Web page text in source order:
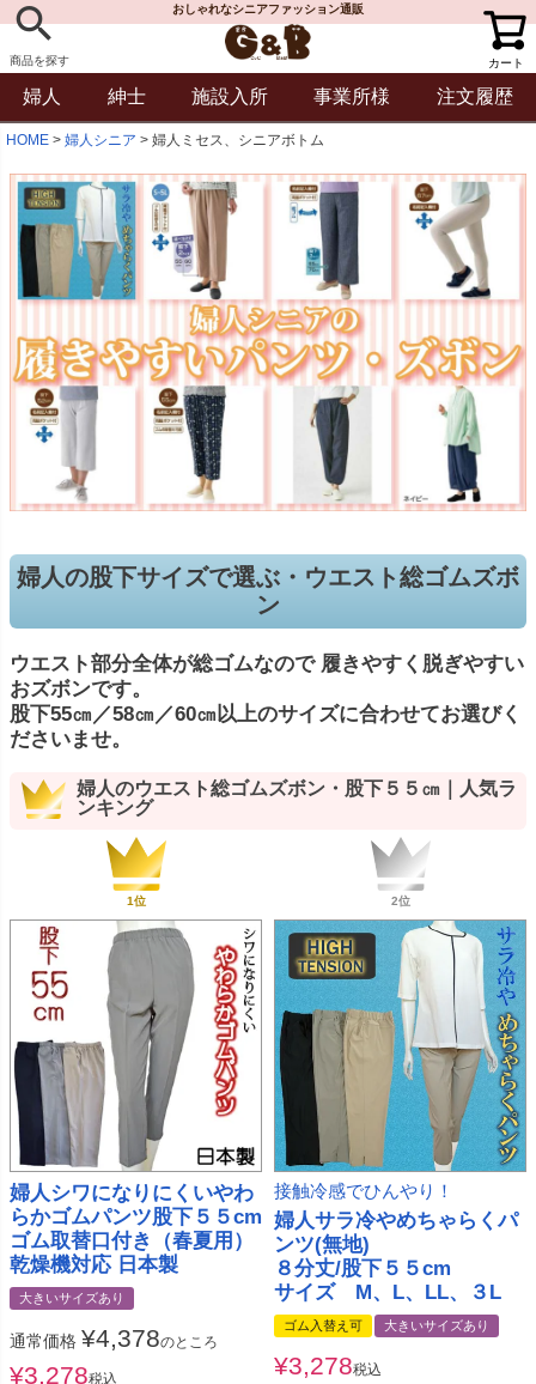
商品を探す
おしゃれなシニアファッション通販
カート
婦人 紳士 施設入所 事業所様 注文履歴
HOME 婦人シニア 婦人ミセス、シニアボトム
婦人の股下サイズで選ぶ・ウエスト総ゴムズボ
ン
ウエスト部分全体が総ゴムなので 履きやすく脱ぎやすい
おズボンです。
股下55㎝／58㎝／60㎝以上のサイズに合わせてお選びく
ださいませ。
婦人のウエスト総ゴムズボン・股下５５㎝｜人気ラ
ンキング
婦人シワになりにくいやわ
らかゴムパンツ股下５５cm
ゴム取替口付き（春夏用）
乾燥機対応 日本製
大きいサイズあり
通常価格 ¥4,378のところ
¥3,278税込
接触冷感でひんやり！
婦人サラ冷やめちゃらくパ
ンツ(無地)
８分丈/股下５５cm
サイズ M、L、LL、３L
ゴム入替え可 大きいサイズあり
¥3,278税込